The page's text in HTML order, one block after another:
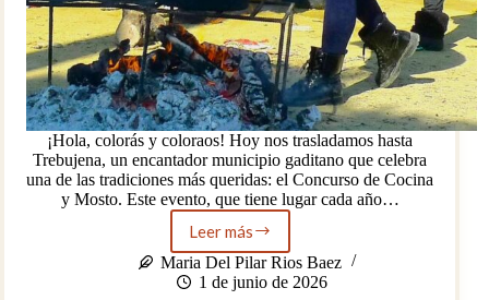
¡Hola, colorás y coloraos! Hoy nos trasladamos hasta
Trebujena, un encantador municipio gaditano que celebra
una de las tradiciones más queridas: el Concurso de Cocina
y Mosto. Este evento, que tiene lugar cada año…
Leer más
El
guiso
de
Maria Del Pilar Rios Baez
1 de junio de 2026